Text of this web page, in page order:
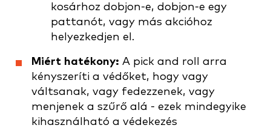
kosárhoz dobjon-e, dobjon-e egy
pattanót, vagy más akcióhoz
helyezkedjen el.
Miért hatékony: A pick and roll arra
kényszeríti a védőket, hogy vagy
váltsanak, vagy fedezzenek, vagy
menjenek a szűrő alá - ezek mindegyike
kihasználható a védekezés